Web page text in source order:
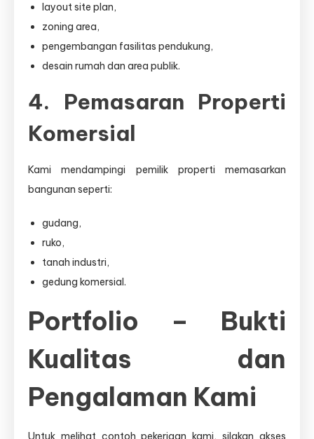
layout site plan,
zoning area,
pengembangan fasilitas pendukung,
desain rumah dan area publik.
4. Pemasaran Properti
Komersial
Kami mendampingi pemilik properti memasarkan
bangunan seperti:
gudang,
ruko,
tanah industri,
gedung komersial.
Portfolio – Bukti
Kualitas dan
Pengalaman Kami
Untuk melihat contoh pekerjaan kami, silakan akses